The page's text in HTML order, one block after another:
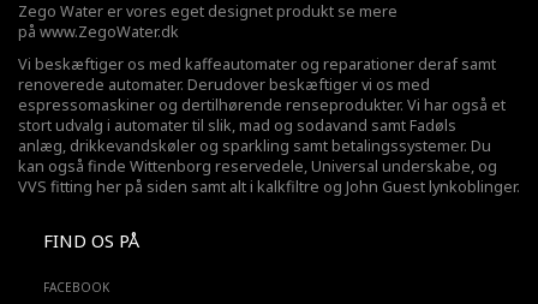
Zego Water er vores eget designet produkt se mere
på www.ZegoWater.dk
Vi beskæftiger os med kaffeautomater og reparationer deraf samt
renoverede automater. Derudover beskæftiger vi os med
espressomaskiner og dertilhørende renseprodukter. Vi har også et
stort udvalg i automater til slik, mad og sodavand samt Fadøls
anlæg, drikkevandskøler og sparkling samt betalingssystemer. Du
kan også finde Wittenborg reservedele, Universal underskabe, og
VVS fitting her på siden samt alt i kalkfiltre og John Guest lynkoblinger.
FIND OS PÅ
FACEBOOK